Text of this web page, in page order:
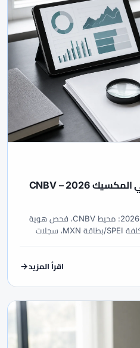
#مقارنة وسطاء #مكافآت
التسجيل #منخفضة التكلفة
#منصة تداول #منطقة الأعضاء
الصفقات #نفسية #نفط
الأسبوع #هامش
المالية #هيكل السوق #وسطاء
#وسيط فوركس
أفضل وسطاء الفوركس في المكسيك 2026 – CNBV
دليل وسطاء الفوركس المكسيك 2026: محيط CNBV، فحص هوية
SIPRES، صدق الكيان الخارجي، تكلفة SPEI/بطاقة MXN، سجلات
اقرأ المزيد